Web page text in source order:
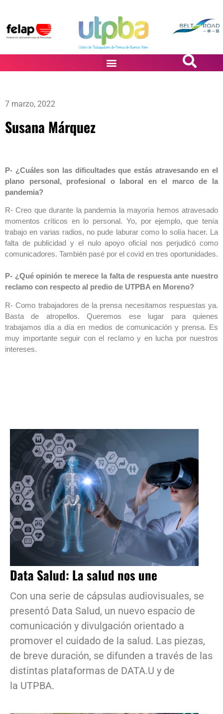
7 marzo, 2022
Susana Márquez
P- ¿Cuáles son las dificultades que estás atravesando en el
plano personal, profesional o laboral en el marco de la
pandemia?
R- Creo que durante la pandemia la mayoría hemos atravesado
momentos críticos en lo personal. Yo, por ejemplo, que tenía
trabajo en varias radios, no pude laburar como lo solía hacer. La
falta de publicidad y el nulo apoyo oficial nos perjudicó como
comunicadores. También pasé por el covid en tres oportunidades.
P- ¿Qué opinión te merece la falta de respuesta ante nuestro
reclamo con respecto al predio de UTPBA en Moreno?
R- Como trabajadores de la prensa necesitamos respuestas ya.
Basta de atropellos. Queremos ese lugar para quienes
trabajamos día a día en medios de comunicación y prensa. Es
muy importante seguir con el reclamo y en lucha por nuestros
intereses.
Data Salud: La salud nos une
Con una serie de cápsulas audiovisuales, se
presentó Data Salud, un nuevo espacio de
comunicación y divulgación orientado a
promover el cuidado de la salud. Las piezas,
de breve duración, se difunden a través de las
distintas plataformas de DATA.U y de
la UTPBA.